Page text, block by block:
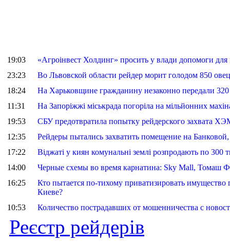
19:03
«Агроінвест Холдинг» просить у влади допомоги
23:23
Во Львовской области рейдер морит голодом 850
18:24
На Харьковщине гражданину незаконно передали
11:31
На Запоріжжі міськрада погоріла на мільйонних
19:53
СБУ предотвратила попытку рейдерского захвата
12:35
Рейдеры пытались захватить помещение на
17:22
Віджаті у киян комунальні землі розпродають по 300
14:00
Черные схемы во время карнатина: Sky Mall, Томаш
16:25
Кто пытается по-тихому приватизировать имущество
Киеве?
10:53
Количество пострадавших от мошенничества с
Реєстр рейдерів